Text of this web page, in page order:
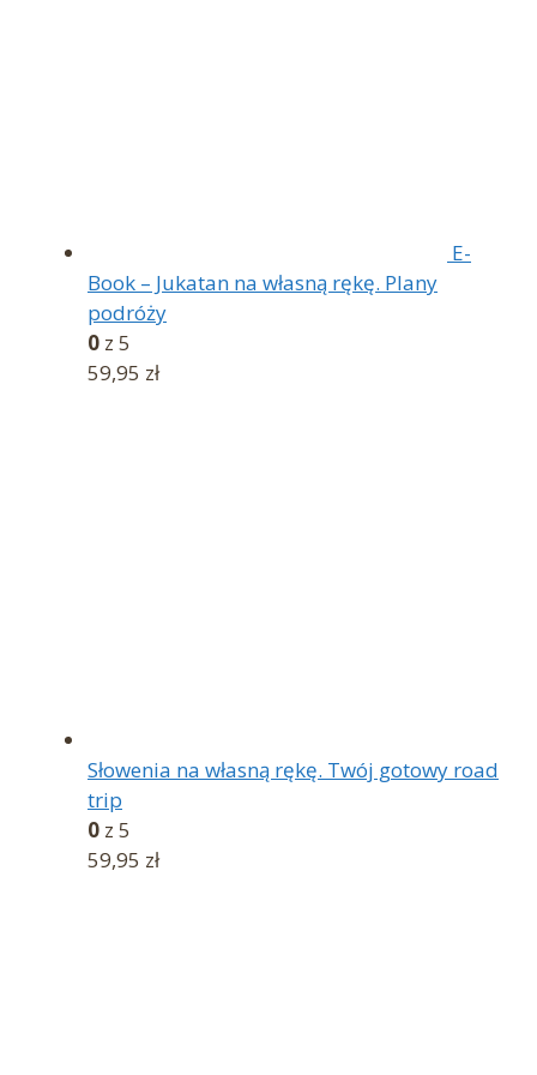
E-
Book – Jukatan na własną rękę. Plany
podróży
0 z 5
59,95 zł
Słowenia na własną rękę. Twój gotowy road
trip
0 z 5
59,95 zł